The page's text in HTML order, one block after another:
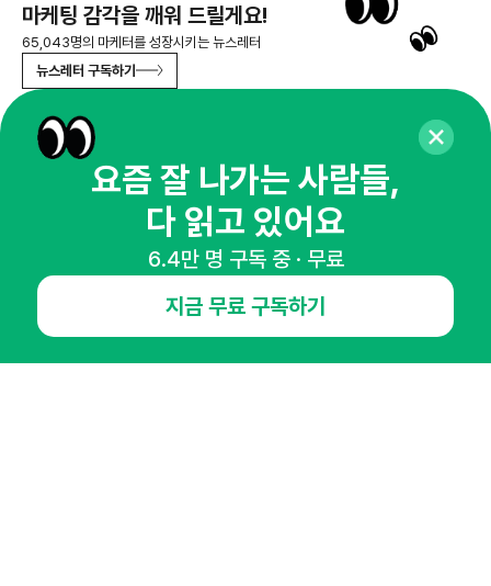
마케팅 감각을 깨워 드릴게요!
65,043명의 마케터를 성장시키는 뉴스레터
뉴스레터 구독하기
공지사항 제휴문의
인사이터 신청
뉴스레터
경기도 성남시 분당구 대왕판교로645번길 16
대표 : 심도섭
사업자등록번호 : 144-81-27690(사업자정보확인)
요즘 잘 나가는 사람들,
다 읽고 있어요
6.4만 명 구독 중 · 무료
지금 무료 구독하기